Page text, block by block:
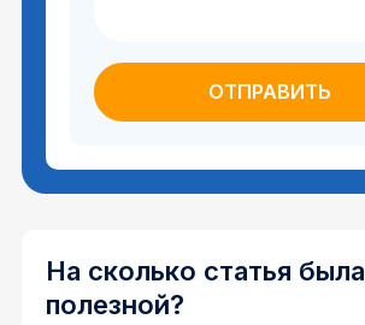
На сколько статья была
полезной?